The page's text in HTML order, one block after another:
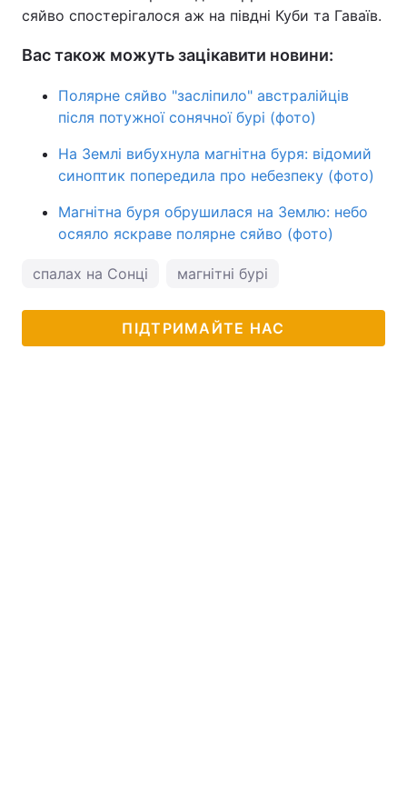
сяйво спостерігалося аж на півдні Куби та Гаваїв.
Вас також можуть зацікавити новини:
Полярне сяйво "засліпило" австралійців
після потужної сонячної бурі (фото)
На Землі вибухнула магнітна буря: відомий
синоптик попередила про небезпеку (фото)
Магнітна буря обрушилася на Землю: небо
осяяло яскраве полярне сяйво (фото)
спалах на Сонці магнітні бурі
ПІДТРИМАЙТЕ НАС